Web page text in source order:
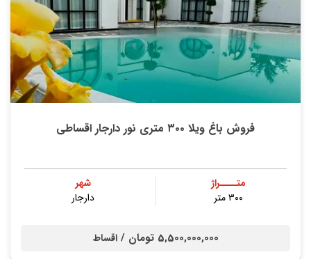
فروش باغ ویلا ۳۰۰ متری نور دارجار اقساطی
متــــراژ
۳۰۰ متر
شهر
دارجار
5,500,000,000 تومان / اقساط